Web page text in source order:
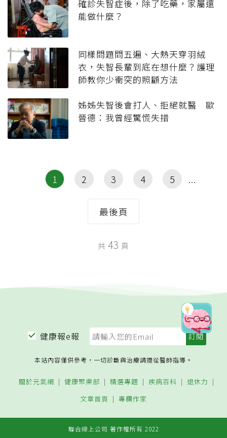
確診失智症後，除了吃藥，家屬還
能做什麼？
同樣問題問五遍、大熱天穿羽絨
衣，失智長輩到底在想什麼？護理
師教你少衝突的照顧方法
姊姊失智後會打人、拒絕就醫 歐
晉德：我曾經驚慌失措
1 2 3 4 5
最後頁
共 43 頁
健康報e報
本站內容僅供參考，一切診斷與治療請遵從醫師指導。
關於元氣網 健康聚樂部 精選專題 疾病百科
退休力
文章首頁
專欄作家
聯合線上公司 著作權所有 2022